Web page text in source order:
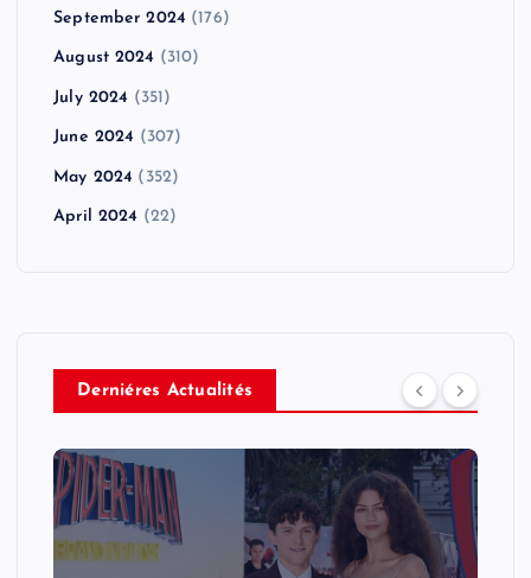
September 2024 (176)
August 2024 (310)
July 2024 (351)
June 2024 (307)
May 2024 (352)
April 2024 (22)
Derniéres Actualités